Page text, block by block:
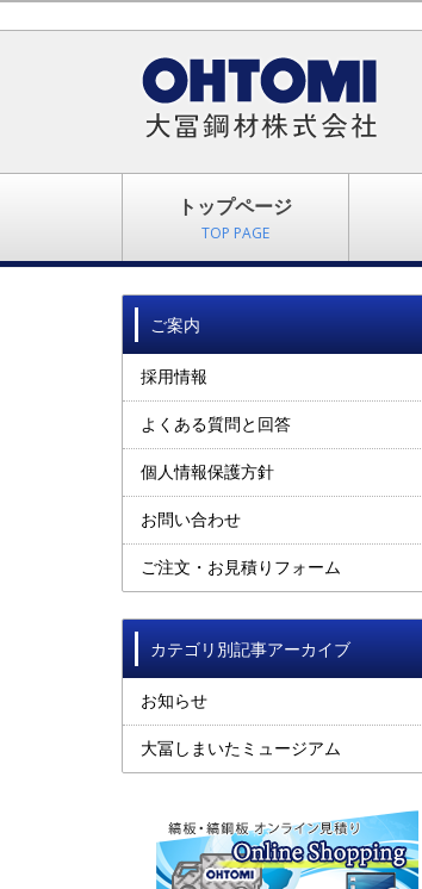
トップページ
TOP PAGE
ご案内
採用情報
よくある質問と回答
個人情報保護方針
お問い合わせ
ご注文・お見積りフォーム
カテゴリ別記事アーカイブ
お知らせ
大冨しまいたミュージアム